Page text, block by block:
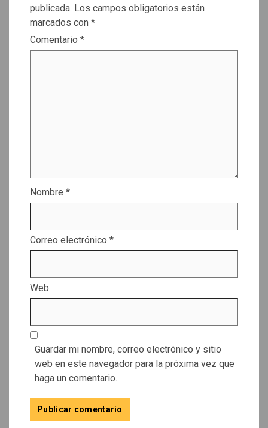
publicada. Los campos obligatorios están
marcados con *
Comentario *
Nombre *
Correo electrónico *
Web
Guardar mi nombre, correo electrónico y sitio
web en este navegador para la próxima vez que
haga un comentario.